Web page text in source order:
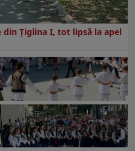
din Ţiglina I, tot lipsă la apel